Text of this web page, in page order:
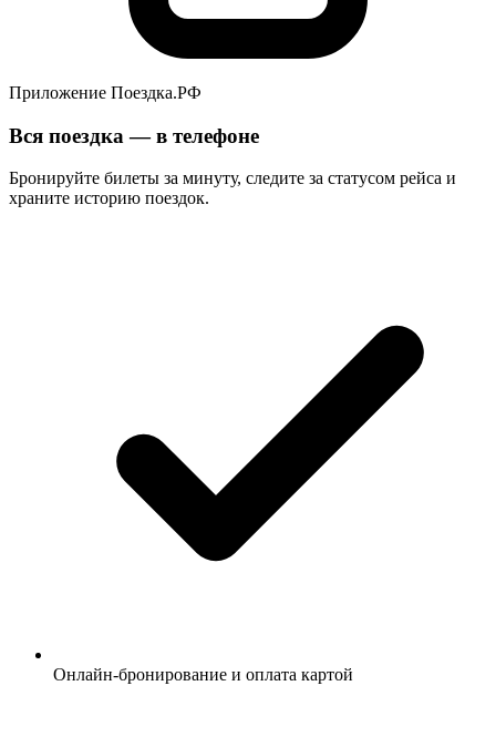
Приложение Поездка.РФ
Вся поездка — в телефоне
Бронируйте билеты за минуту, следите за статусом рейса и
храните историю поездок.
Онлайн-бронирование и оплата картой